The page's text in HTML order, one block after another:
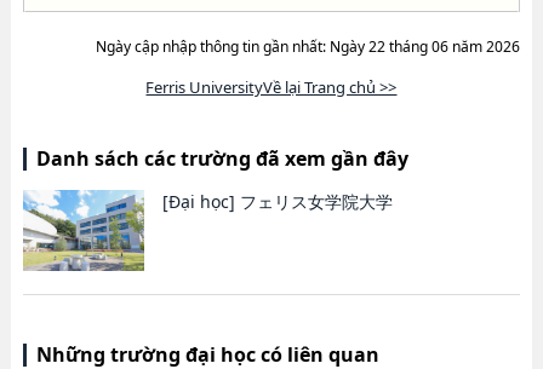
Ngày cập nhập thông tin gần nhất: Ngày 22 tháng 06 năm 2026
Ferris UniversityVề lại Trang chủ >>
Danh sách các trường đã xem gần đây
[Đại học] フェリス女学院大学
Những trường đại học có liên quan